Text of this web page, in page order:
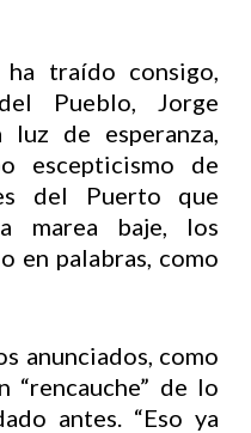
traído consigo,
Pueblo, Jorge
luz de esperanza,
escepticismo de
del Puerto que
marea baje, los
en palabras, como
anunciados, como
“rencauche” de lo
antes. “Eso ya